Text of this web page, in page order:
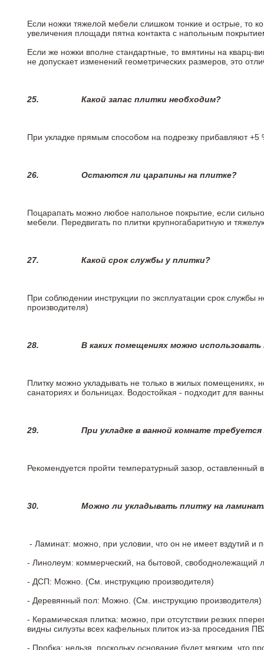
Если ножки тяжелой мебели слишком тонкие и острые, то
увеличения площади пятна контакта с напольным
Если же ножки вполне стандартные, то вмятины на кварц-
не допускает изменений геометрических размеров, это
25. Какой запас плитки необходим?
При укладке прямым способом на подрезку прибавляют +5
26. Остаются ли царапины на плитке?
Поцарапать можно любое напольное покрытие, если
мебели. Передвигать по плитки крупногабаритную и
27. Какой срок службы у плитки?
При соблюдении инструкции по эксплуатации срок
производителя)
28. В каких помещениях можно
Плитку можно укладывать не только в жилых помещениях,
санаториях и больницах. Водостойкая - подходит для
29. При укладке в ванной комнате
Рекомендуется пройти температурный зазор,
30. Можно ли укладывать плитку на
- Ламинат: можно, при условии, что он не имеет вздутий
- Линолеум: коммерческий, на бытовой, свободнолежащий
- ДСП: Можно. (См. инструкцию производителя)
- Деревянный пол: Можно. (См. инструкцию производителя)
- Керамическая плитка: можно, при отсутствии резких
видны силуэты всех кафельных плиток из-за проседания
- Пробка: нельзя, поскольку основание будет мягким, что